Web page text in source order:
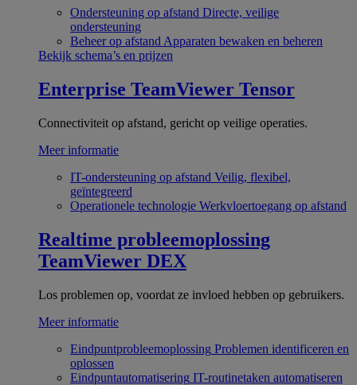
Ondersteuning op afstand Directe, veilige
ondersteuning
Beheer op afstand Apparaten bewaken en beheren
Bekijk schema’s en prijzen
Enterprise TeamViewer Tensor
Connectiviteit op afstand, gericht op veilige operaties.
Meer informatie
IT-ondersteuning op afstand Veilig, flexibel,
geïntegreerd
Operationele technologie Werkvloertoegang op afstand
Realtime probleemoplossing
TeamViewer DEX
Los problemen op, voordat ze invloed hebben op gebruikers.
Meer informatie
Eindpuntprobleemoplossing Problemen identificeren en
oplossen
Eindpuntautomatisering IT-routinetaken automatiseren